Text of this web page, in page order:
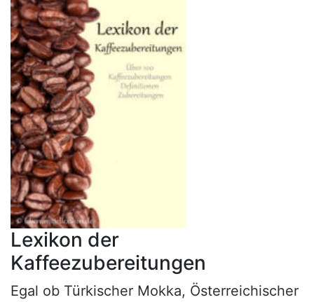
Lexikon der
Kaffeezubereitungen
Egal ob Türkischer Mokka, Österreichischer